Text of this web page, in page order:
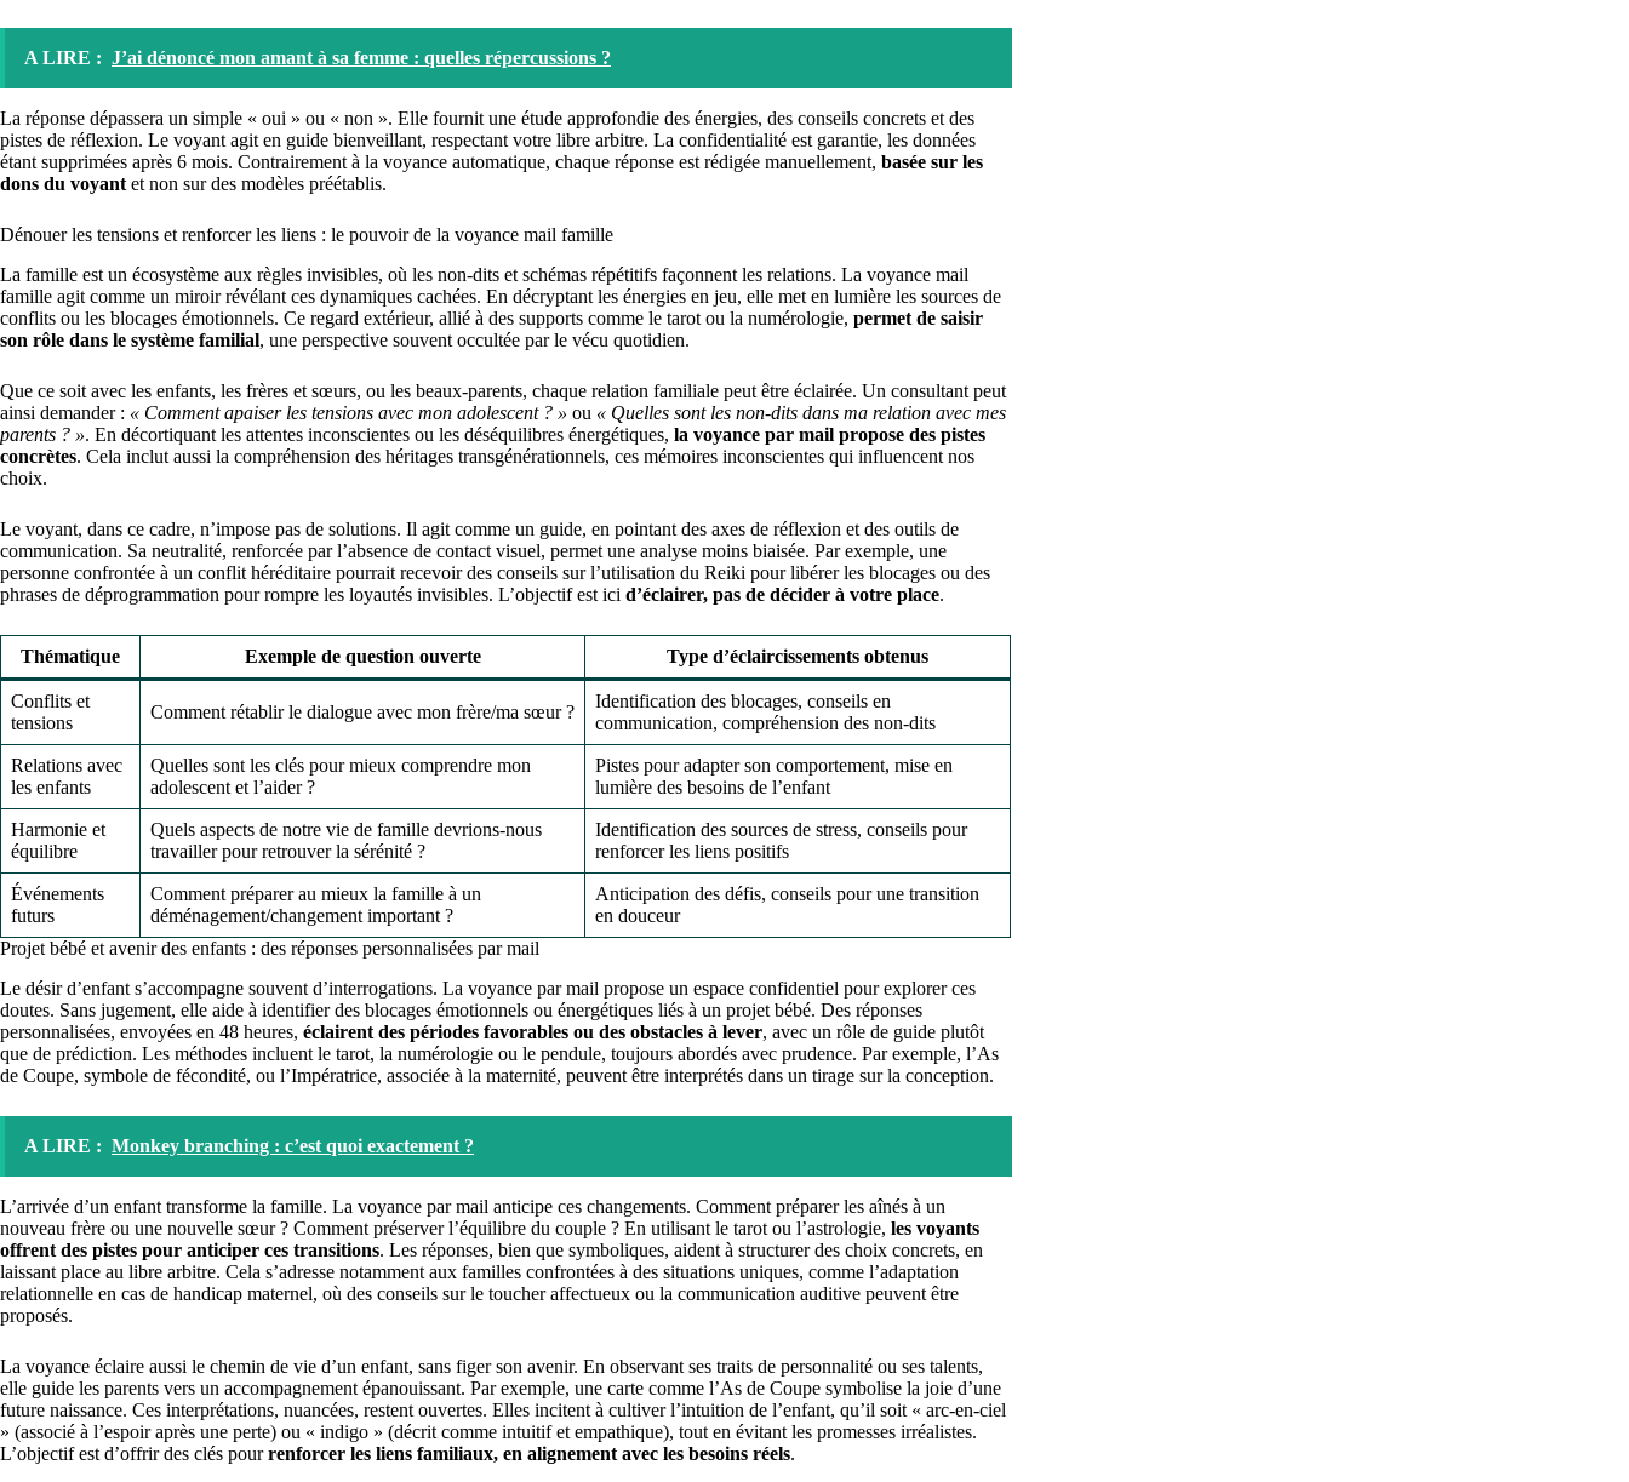
A LIRE : J’ai dénoncé mon amant à sa femme : quelles répercussions ?
La réponse dépassera un simple « oui » ou « non ». Elle fournit une étude approfondie des énergies, des conseils concrets et des
pistes de réflexion. Le voyant agit en guide bienveillant, respectant votre libre arbitre. La confidentialité est garantie, les données
étant supprimées après 6 mois. Contrairement à la voyance automatique, chaque réponse est rédigée manuellement, basée sur les
dons du voyant et non sur des modèles préétablis.
Dénouer les tensions et renforcer les liens : le pouvoir de la voyance mail famille
La famille est un écosystème aux règles invisibles, où les non-dits et schémas répétitifs façonnent les relations. La voyance mail
famille agit comme un miroir révélant ces dynamiques cachées. En décryptant les énergies en jeu, elle met en lumière les sources de
conflits ou les blocages émotionnels. Ce regard extérieur, allié à des supports comme le tarot ou la numérologie, permet de saisir
son rôle dans le système familial, une perspective souvent occultée par le vécu quotidien.
Que ce soit avec les enfants, les frères et sœurs, ou les beaux-parents, chaque relation familiale peut être éclairée. Un consultant peut
ainsi demander : « Comment apaiser les tensions avec mon adolescent ? » ou « Quelles sont les non-dits dans ma relation avec mes
parents ? ». En décortiquant les attentes inconscientes ou les déséquilibres énergétiques, la voyance par mail propose des pistes
concrètes. Cela inclut aussi la compréhension des héritages transgénérationnels, ces mémoires inconscientes qui influencent nos
choix.
Le voyant, dans ce cadre, n’impose pas de solutions. Il agit comme un guide, en pointant des axes de réflexion et des outils de
communication. Sa neutralité, renforcée par l’absence de contact visuel, permet une analyse moins biaisée. Par exemple, une
personne confrontée à un conflit héréditaire pourrait recevoir des conseils sur l’utilisation du Reiki pour libérer les blocages ou des
phrases de déprogrammation pour rompre les loyautés invisibles. L’objectif est ici d’éclairer, pas de décider à votre place.
Thématique Exemple de question ouverte Type d’éclaircissements obtenus
Conflits et
tensions
Comment rétablir le dialogue avec mon frère/ma sœur ?
Identification des blocages, conseils en
communication, compréhension des non-dits
Relations avec
les enfants
Quelles sont les clés pour mieux comprendre mon
adolescent et l’aider ?
Pistes pour adapter son comportement, mise en
lumière des besoins de l’enfant
Harmonie et
équilibre
Quels aspects de notre vie de famille devrions-nous
travailler pour retrouver la sérénité ?
Identification des sources de stress, conseils pour
renforcer les liens positifs
Événements
futurs
Comment préparer au mieux la famille à un
déménagement/changement important ?
Anticipation des défis, conseils pour une transition
en douceur
Projet bébé et avenir des enfants : des réponses personnalisées par mail
Le désir d’enfant s’accompagne souvent d’interrogations. La voyance par mail propose un espace confidentiel pour explorer ces
doutes. Sans jugement, elle aide à identifier des blocages émotionnels ou énergétiques liés à un projet bébé. Des réponses
personnalisées, envoyées en 48 heures, éclairent des périodes favorables ou des obstacles à lever, avec un rôle de guide plutôt
que de prédiction. Les méthodes incluent le tarot, la numérologie ou le pendule, toujours abordés avec prudence. Par exemple, l’As
de Coupe, symbole de fécondité, ou l’Impératrice, associée à la maternité, peuvent être interprétés dans un tirage sur la conception.
A LIRE : Monkey branching : c’est quoi exactement ?
L’arrivée d’un enfant transforme la famille. La voyance par mail anticipe ces changements. Comment préparer les aînés à un
nouveau frère ou une nouvelle sœur ? Comment préserver l’équilibre du couple ? En utilisant le tarot ou l’astrologie, les voyants
offrent des pistes pour anticiper ces transitions. Les réponses, bien que symboliques, aident à structurer des choix concrets, en
laissant place au libre arbitre. Cela s’adresse notamment aux familles confrontées à des situations uniques, comme l’adaptation
relationnelle en cas de handicap maternel, où des conseils sur le toucher affectueux ou la communication auditive peuvent être
proposés.
La voyance éclaire aussi le chemin de vie d’un enfant, sans figer son avenir. En observant ses traits de personnalité ou ses talents,
elle guide les parents vers un accompagnement épanouissant. Par exemple, une carte comme l’As de Coupe symbolise la joie d’une
future naissance. Ces interprétations, nuancées, restent ouvertes. Elles incitent à cultiver l’intuition de l’enfant, qu’il soit « arc-en-ciel
» (associé à l’espoir après une perte) ou « indigo » (décrit comme intuitif et empathique), tout en évitant les promesses irréalistes.
L’objectif est d’offrir des clés pourrenforcer les liens familiaux, en alignement avec les besoins réels.